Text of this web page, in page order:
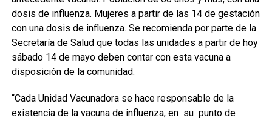
dosis de influenza. Mujeres a partir de las 14 de gestación
con una dosis de influenza. Se recomienda por parte de la
Secretaría de Salud que todas las unidades a partir de hoy
sábado 14 de mayo deben contar con esta vacuna a
disposición de la comunidad.
“Cada Unidad Vacunadora se hace responsable de la
existencia de la vacuna de influenza, en su punto de